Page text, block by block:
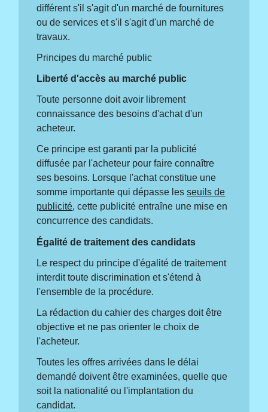
différent s'il s'agit d'un marché de fournitures
ou de services et s'il s'agit d'un marché de
travaux.
Principes du marché public
Liberté d'accès au marché public
Toute personne doit avoir librement
connaissance des besoins d'achat d'un
acheteur.
Ce principe est garanti par la publicité
diffusée par l'acheteur pour faire connaître
ses besoins. Lorsque l'achat constitue une
somme importante qui dépasse lesseuils de
publicité, cette publicité entraîne une mise en
concurrence des candidats.
Égalité de traitement des candidats
Le respect du principe d'égalité de traitement
interdit toute discrimination et s'étend à
l'ensemble de la procédure.
La rédaction du cahier des charges doit être
objective et ne pas orienter le choix de
l'acheteur.
Toutes les offres arrivées dans le délai
demandé doivent être examinées, quelle que
soit la nationalité ou l'implantation du
candidat.